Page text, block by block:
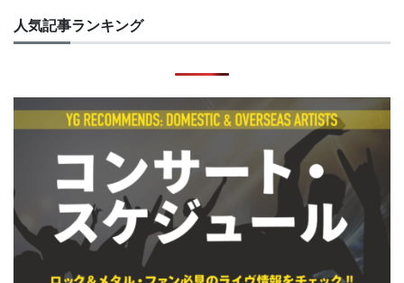
人気記事ランキング